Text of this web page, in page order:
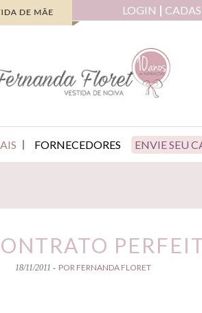
LOGIN
FORNECEDORES ENVIE SEU
18/11/2011 - POR FERNANDA FLORET